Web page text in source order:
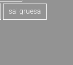
sal gruesa